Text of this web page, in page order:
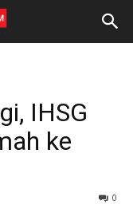
IHSG
ke
0